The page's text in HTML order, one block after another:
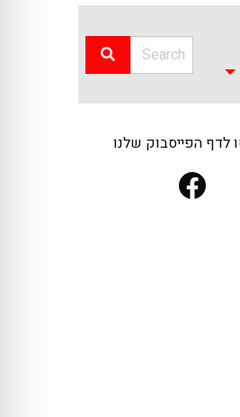
לדף הפייסבוק שלנו
Facebook